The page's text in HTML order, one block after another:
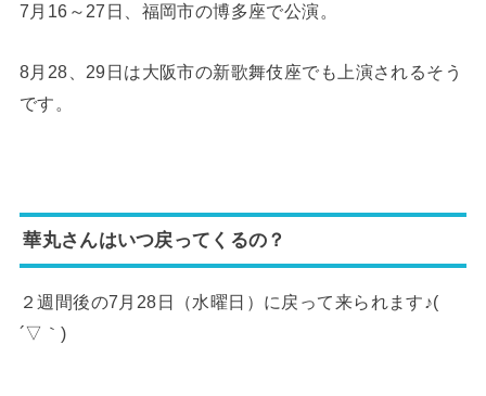
7月16～27日、福岡市の博多座で公演。
8月28、29日は大阪市の新歌舞伎座でも上演されるそう
です。
華丸さんはいつ戻ってくるの？
２週間後の7月28日（水曜日）に戻って来られます♪(
´▽｀)